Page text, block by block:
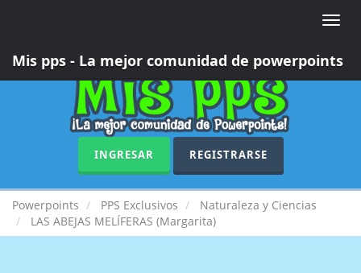
Toggle
Mis pps - La mejor comunidad de powerpoints
INGRESAR REGISTRARSE
Powerpoints PPS Exclusivos
Naturaleza y Ciencias
LAS ABEJAS MELÍFERAS (Margarita)